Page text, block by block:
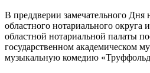
В преддверии замечательного
областного нотариального
областной нотариальной палаты
государственном академическом
музыкальную комедию